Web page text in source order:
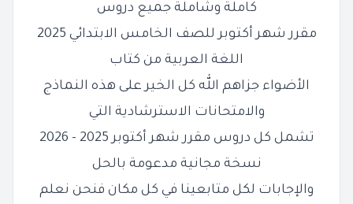
كاملة وشاملة جميع دروس
مقرر شهر أكتوبر للصف الخامس الابتدائي 2025
اللغة العربية من كتاب
الأضواء جزاهم الله كل الخير على هذه النماذج
والامتحانات الاسترشادية التي
تشمل كل دروس مقرر شهر أكتوبر 2025 - 2026
نسخة مجانية مدعومة بالحل
والإجابات لكل متابعينا في كل مكان فنحن نعلم